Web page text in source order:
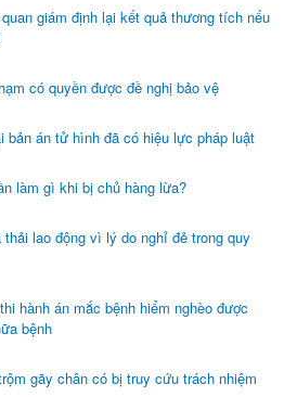
giám định lại kết quả thương tích nếu
có quyền được đề nghị bảo vệ
bản án tử hình đã có hiệu lực pháp luật
làm gì khi bị chủ hàng lừa?
lao động vì lý do nghỉ đẻ trong quy
hành án mắc bệnh hiểm nghèo được
bệnh
gãy chân có bị truy cứu trách nhiệm